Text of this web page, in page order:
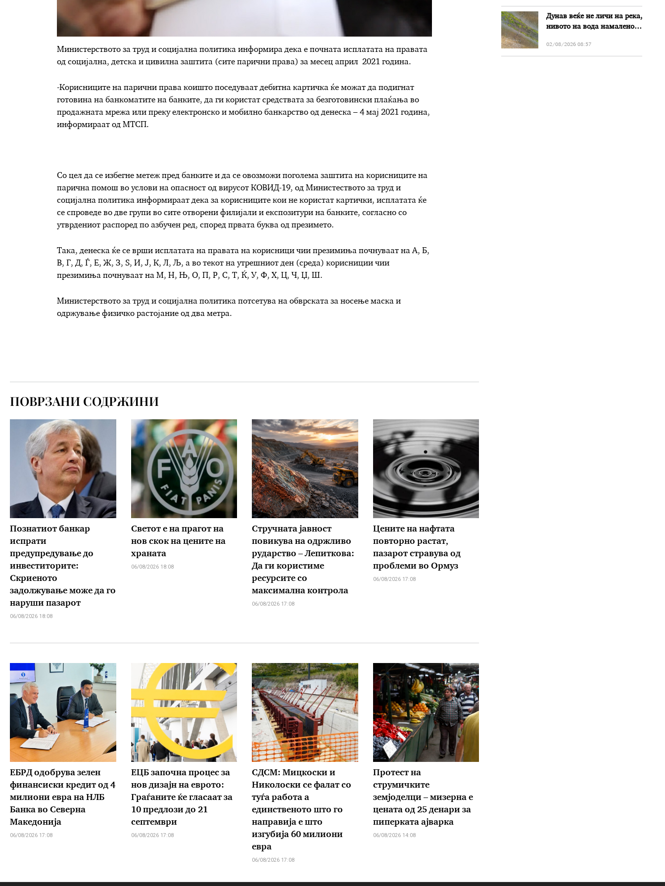
Министерството за труд и социјална политика информира дека е почната исплатата на правата
од социјална, детска и цивилна заштита (сите парични прaва) за месец април 2021 година.
-Корисниците на парични права коишто поседуваат дебитна картичка ќе можат да подигнат
готовина на банкоматите на банките, да ги користат средствата за безготовински плаќања во
продажната мрежа или преку електронско и мобилно банкарство од денеска – 4 мај 2021 година,
информираат од МТСП.
Со цел да се избегне метеж пред банките и да се овозможи поголема заштита на корисниците на
парична помош во услови на опасност од вирусот КОВИД-19, од Министеството за труд и
социјална политика информираат дека за корисниците кои не користат картички, исплатата ќе
се спроведе во две групи во сите отворени филијали и експозитури на банките, согласно со
утврдениот распоред по азбучен ред, според првата буква од презимето.
Така, денеска ќе се врши исплатата на правата на корисници чии презимиња почнуваат на А, Б,
В, Г, Д, Ѓ, Е, Ж, З, Ѕ, И, Ј, К, Л, Љ, а во текот на утрешниот ден (среда) корисниции чии
презимиња почнуваат на М, Н, Њ, О, П, Р, С, Т, Ќ, У, Ф, Х, Ц, Ч, Џ, Ш.
Министерството за труд и социјална политика потсетува на обврската за носење маска и
одржување физичко растојание од два метра.
ПОВРЗАНИ СОДРЖИНИ
Познатиот банкар
испрати
предупредување до
инвеститорите:
Скриеното
задолжување може да го
наруши пазарот
06/08/2026 18:08
Светот е на прагот на
нов скок на цените на
храната
06/08/2026 18:08
Стручната јавност
повикува на одржливо
рударство – Лепиткова:
Да ги користиме
ресурсите со
максимална контрола
06/08/2026 17:08
Цените на нафтата
повторно растат,
пазарот стравува од
проблеми во Ормуз
06/08/2026 17:08
ЕБРД одобрува зелен
финансиски кредит од 4
милиони евра на НЛБ
Банка во Северна
Македонија
06/08/2026 17:08
ЕЦБ започна процес за
нов дизајн на еврото:
Граѓаните ќе гласаат за
10 предлози до 21
септември
06/08/2026 17:08
СДСМ: Мицкоски и
Николоски се фалат со
туѓа работа а
единственото што го
направија е што
изгубија 60 милиони
евра
06/08/2026 17:08
Протест на
струмичките
земјоделци – мизерна е
цената од 25 денари за
пиперката ајварка
06/08/2026 14:08
Дунав веќе не личи на река,
нивото на вода намалено
Бугарија
02/08/2026 08:57